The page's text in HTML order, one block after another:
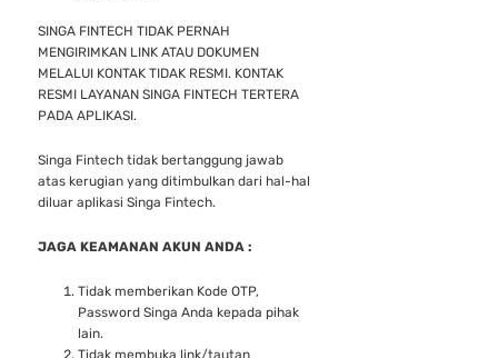
SINGA FINTECH TIDAK PERNAH
MENGIRIMKAN LINK ATAU DOKUMEN
MELALUI KONTAK TIDAK RESMI. KONTAK
RESMI LAYANAN SINGA FINTECH TERTERA
PADA APLIKASI.
Singa Fintech tidak bertanggung jawab
atas kerugian yang ditimbulkan dari hal-hal
diluar aplikasi Singa Fintech.
JAGA KEAMANAN AKUN ANDA :
Tidak memberikan Kode OTP,
Password Singa Anda kepada pihak
lain.